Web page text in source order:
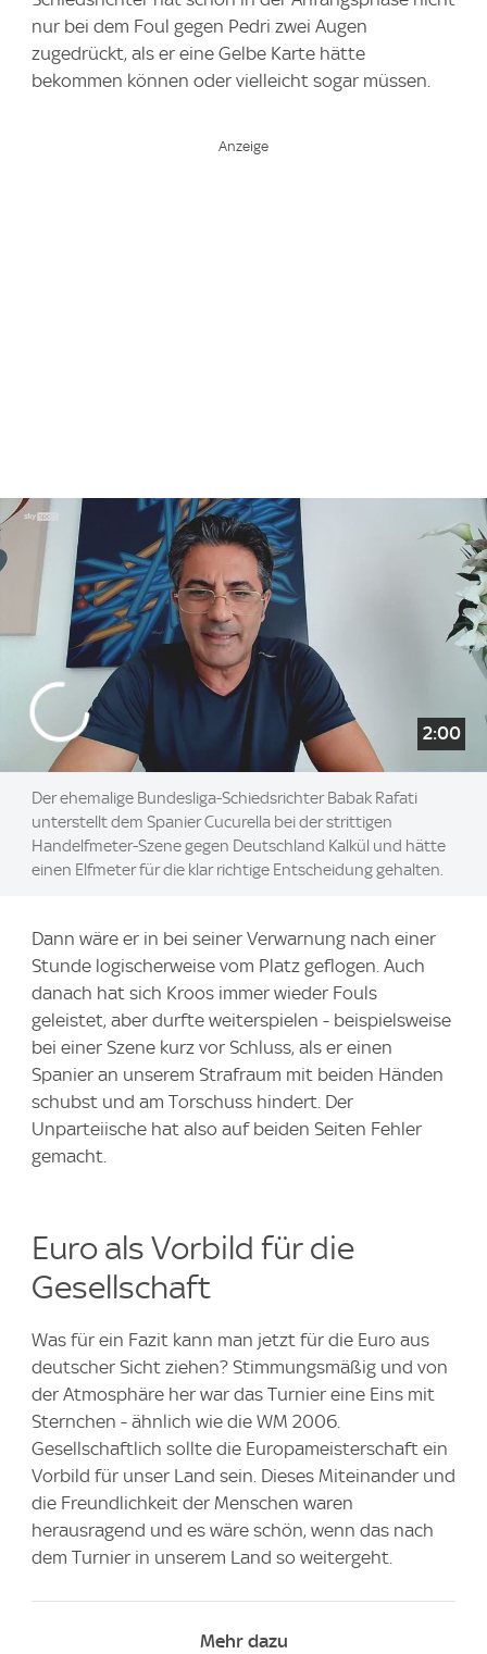
nur bei dem Foul gegen Pedri zwei Augen
zugedrückt, als er eine Gelbe Karte hätte
bekommen können oder vielleicht sogar müssen.
2:00
Der ehemalige Bundesliga-Schiedsrichter Babak Rafati
unterstellt dem Spanier Cucurella bei der strittigen
Handelfmeter-Szene gegen Deutschland Kalkül und hätte
einen Elfmeter für die klar richtige Entscheidung gehalten.
Dann wäre er in bei seiner Verwarnung nach einer
Stunde logischerweise vom Platz geflogen. Auch
danach hat sich Kroos immer wieder Fouls
geleistet, aber durfte weiterspielen - beispielsweise
bei einer Szene kurz vor Schluss, als er einen
Spanier an unserem Strafraum mit beiden Händen
schubst und am Torschuss hindert. Der
Unparteiische hat also auf beiden Seiten Fehler
gemacht.
Euro als Vorbild für die
Gesellschaft
Was für ein Fazit kann man jetzt für die Euro aus
deutscher Sicht ziehen? Stimmungsmäßig und von
der Atmosphäre her war das Turnier eine Eins mit
Sternchen - ähnlich wie die WM 2006.
Gesellschaftlich sollte die Europameisterschaft ein
Vorbild für unser Land sein. Dieses Miteinander und
die Freundlichkeit der Menschen waren
herausragend und es wäre schön, wenn das nach
dem Turnier in unserem Land so weitergeht.
Mehr dazu